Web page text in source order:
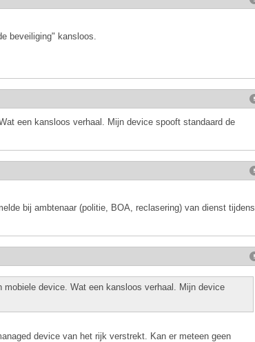
beveiliging" kansloos.
een kansloos verhaal. Mijn device spooft standaard de
bij ambtenaar (politie, BOA, reclasering) van dienst tijdens
mobiele device. Wat een kansloos verhaal. Mijn device
device van het rijk verstrekt. Kan er meteen geen